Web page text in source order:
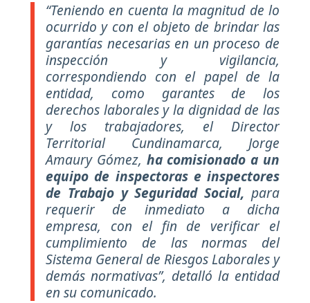
“Teniendo en cuenta la magnitud de lo
ocurrido y con el objeto de brindar las
garantías necesarias en un proceso de
inspección y vigilancia,
correspondiendo con el papel de la
entidad, como garantes de los
derechos laborales y la dignidad de las
y los trabajadores, el Director
Territorial Cundinamarca, Jorge
Amaury Gómez, ha comisionado a un
equipo de inspectoras e inspectores
de Trabajo y Seguridad Social, para
requerir de inmediato a dicha
empresa, con el fin de verificar el
cumplimiento de las normas del
Sistema General de Riesgos Laborales y
demás normativas”, detalló la entidad
en su comunicado.